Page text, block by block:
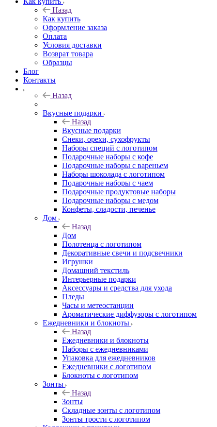
Назад
Как купить
Оформление заказа
Оплата
Условия доставки
Возврат товара
Образцы
Блог
Контакты
Назад
Вкусные подарки
Назад
Вкусные подарки
Снеки, орехи, сухофрукты
Наборы специй с логотипом
Подарочные наборы с кофе
Подарочные наборы с вареньем
Наборы шоколада с логотипом
Подарочные наборы с чаем
Подарочные продуктовые наборы
Подарочные наборы с медом
Конфеты, сладости, печенье
Дом
Назад
Дом
Полотенца с логотипом
Декоративные свечи и подсвечники
Игрушки
Домашний текстиль
Интерьерные подарки
Аксессуары и средства для ухода
Пледы
Часы и метеостанции
Ароматические диффузоры с логотипом
Ежедневники и блокноты
Назад
Ежедневники и блокноты
Наборы с ежедневниками
Упаковка для ежедневников
Ежедневники с логотипом
Блокноты с логотипом
Зонты
Назад
Зонты
Складные зонты с логотипом
Зонты трости с логотипом